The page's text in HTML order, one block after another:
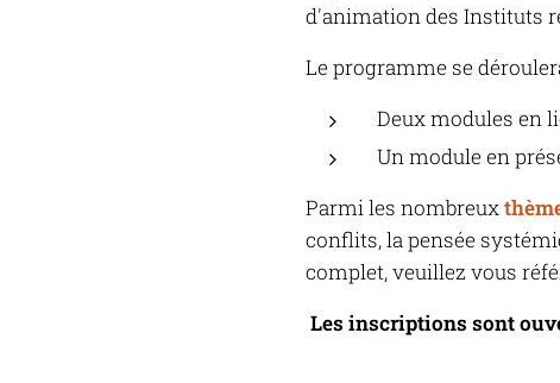
d'animation des Instituts
Le programme se
Deux modules en
Un module en
Parmi les nombreux
conflits, la pensée
complet, veuillez vous
Les inscriptions sont